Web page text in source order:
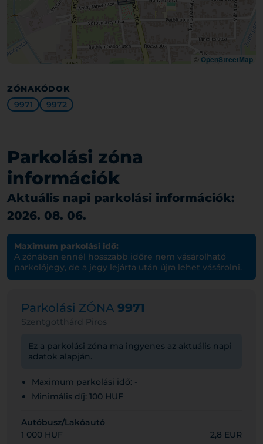
© OpenStreetMap
ZÓNAKÓDOK
9971
9972
Parkolási zóna
információk
Aktuális napi parkolási információk:
2026. 08. 06.
Maximum parkolási idő:
A zónában ennél hosszabb időre nem vásárolható
parkolójegy, de a jegy lejárta után újra lehet vásárolni.
Parkolási ZÓNA 9971
Szentgotthárd Piros
Ez a parkolási zóna ma ingyenes az aktuális napi
adatok alapján.
Maximum parkolási idő: -
Minimális díj: 100 HUF
Autóbusz/Lakóautó
1 000 HUF
2,8 EUR